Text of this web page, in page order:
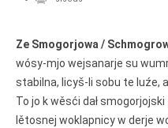
Ze Smogorjowa /
wósy-mjo wejsanarje su
stabilna, licyš-li sobu te luźe,
To jo k wěsći dał
lětosnej woklapnicy w derje
cełe
online
archiw
fotografije
artikele
wót 14,40 €